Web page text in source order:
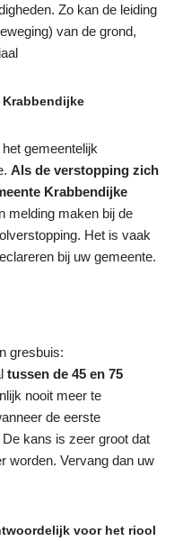
Zo kan de leiding
van de grond,
gemeentelijk
Als de verstopping zich
Krabbendijke
melding maken bij de
Het is vaak
bij uw gemeente.
gresbuis:
tussen de 45 en 75
nooit meer te
de eerste
kans is zeer groot dat
worden. Vervang dan uw
voor het riool